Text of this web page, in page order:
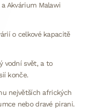
Akvárium Malawi
o celkové kapacitě
vodní svět, a to
konče.
největších afrických
nebo dravé pirani.